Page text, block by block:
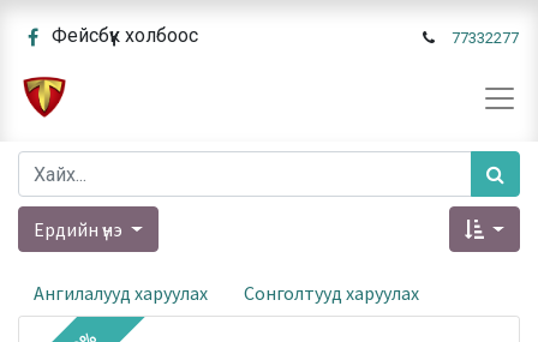
Фейсбүүк холбоос 77332277
Ердийн үнэ
Ангилалууд харуулах Сонголтууд харуулах